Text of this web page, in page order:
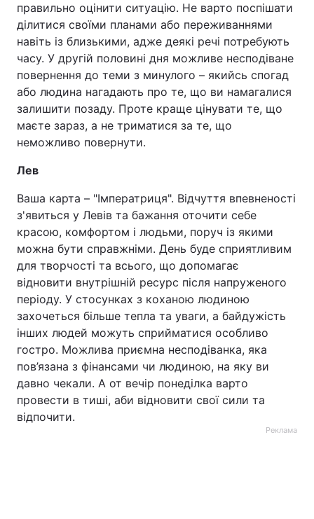
правильно оцінити ситуацію. Не варто поспішати
ділитися своїми планами або переживаннями
навіть із близькими, адже деякі речі потребують
часу. У другій половині дня можливе несподіване
повернення до теми з минулого – якийсь спогад
або людина нагадають про те, що ви намагалися
залишити позаду. Проте краще цінувати те, що
маєте зараз, а не триматися за те, що
неможливо повернути.
Лев
Ваша карта – "Імператриця". Відчуття впевненості
з'явиться у Левів та бажання оточити себе
красою, комфортом і людьми, поруч із якими
можна бути справжніми. День буде сприятливим
для творчості та всього, що допомагає
відновити внутрішній ресурс після напруженого
періоду. У стосунках з коханою людиною
захочеться більше тепла та уваги, а байдужість
інших людей можуть сприйматися особливо
гостро. Можлива приємна несподіванка, яка
пов’язана з фінансами чи людиною, на яку ви
давно чекали. А от вечір понеділка варто
провести в тиші, аби відновити свої сили та
відпочити.
Реклама